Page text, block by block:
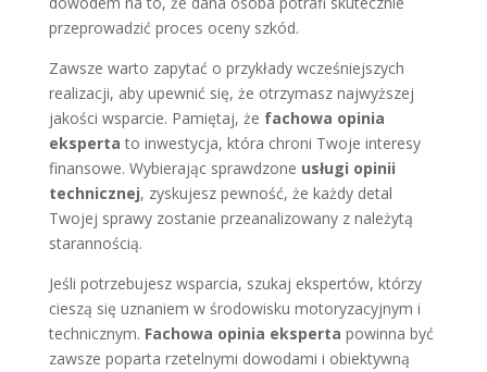
przeprowadzić proces oceny szkód.
Zawsze warto zapytać o przykłady wcześniejszych
realizacji, aby upewnić się, że otrzymasz najwyższej
jakości wsparcie. Pamiętaj, że fachowa opinia
eksperta to inwestycja, która chroni Twoje interesy
finansowe. Wybierając sprawdzone usługi opinii
technicznej, zyskujesz pewność, że każdy detal
Twojej sprawy zostanie przeanalizowany z należytą
starannością.
Jeśli potrzebujesz wsparcia, szukaj ekspertów, którzy
cieszą się uznaniem w środowisku motoryzacyjnym i
technicznym. Fachowa opinia eksperta powinna być
zawsze poparta rzetelnymi dowodami i obiektywną